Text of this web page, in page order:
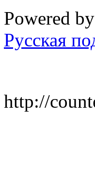
Powered by
Русская
http://